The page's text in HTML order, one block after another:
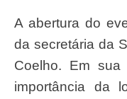
A abertura do evento contou com a presença
da secretária da
Coelho. Em
importância da